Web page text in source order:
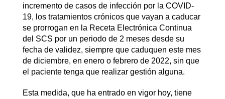
incremento de casos de infección por la COVID-
19, los tratamientos crónicos que vayan a caducar
se prorrogan en la Receta Electrónica Continua
del SCS por un periodo de 2 meses desde su
fecha de validez, siempre que caduquen este mes
de diciembre, en enero o febrero de 2022, sin que
el paciente tenga que realizar gestión alguna.
Esta medida, que ha entrado en vigor hoy, tiene